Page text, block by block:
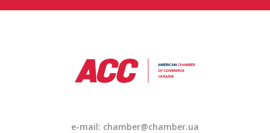
e-mail: chamber@chamber.ua